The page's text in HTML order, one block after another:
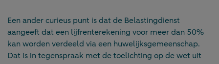
Een ander curieus punt is dat de Belastingdienst
aangeeft dat een lijfrenterekening voor meer dan 50%
kan worden verdeeld via een huwelijksgemeenschap.
Dat is in tegenspraak met de toelichting op de wet uit